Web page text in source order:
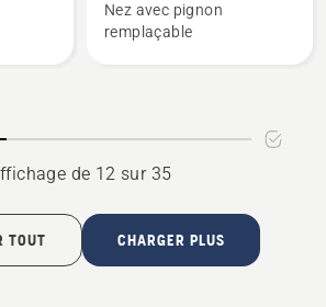
TOUGH
SM
Nez avec pignon
remplaçable
de 12 sur 35
TOUT CHARGER PLUS